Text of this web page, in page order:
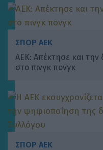
ΣΠΟΡ ΑΕΚ
ΑΕΚ: Απέκτησε και την
στο πινγκ πονγκ
ΣΠΟΡ ΑΕΚ